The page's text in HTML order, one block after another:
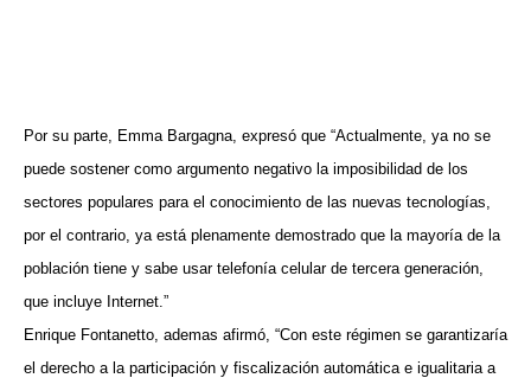
Por su parte, Emma Bargagna, expresó que “Actualmente, ya no se
puede sostener como argumento negativo la imposibilidad de los
sectores populares para el conocimiento de las nuevas tecnologías,
por el contrario, ya está plenamente demostrado que la mayoría de la
población tiene y sabe usar telefonía celular de tercera generación,
que incluye Internet.”
Enrique Fontanetto, ademas afirmó, “Con este régimen se garantizaría
el derecho a la participación y fiscalización automática e igualitaria a